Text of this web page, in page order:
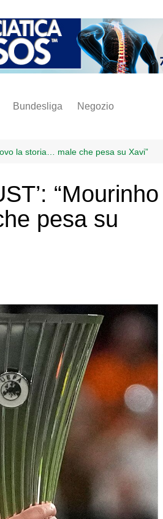
Bundesliga Negozio
inter
napoli
vintage
la storia… male che pesa su Xavi”
“Mourinho
pesa su